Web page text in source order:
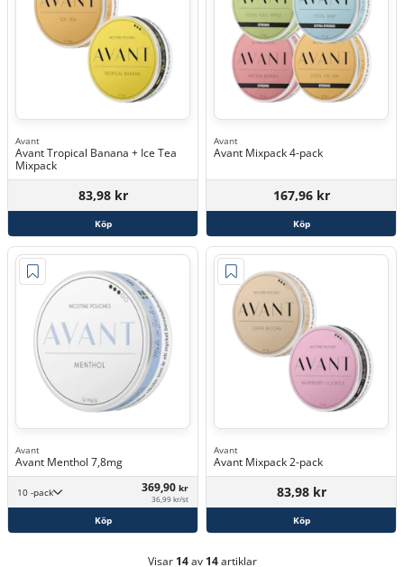
Avant
Avant Tropical Banana + Ice Tea
Mixpack
83,98 kr
Köp
Avant
Avant Mixpack 4-pack
167,96 kr
Köp
Avant
Avant Menthol 7,8mg
10 -pack 369,90 kr
36,99 kr/st
Köp
Avant
Avant Mixpack 2-pack
83,98 kr
Köp
Visar 14av 14artiklar